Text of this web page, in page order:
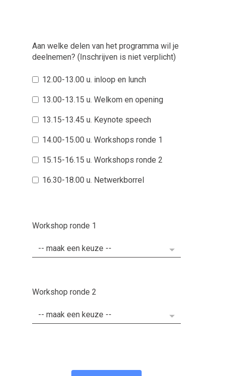
Aan welke delen van het programma wil je
deelnemen? (Inschrijven is niet verplicht)
12.00-13.00 u. inloop en lunch
13.00-13.15 u. Welkom en opening
13.15-13.45 u. Keynote speech
14.00-15.00 u. Workshops ronde 1
15.15-16.15 u. Workshops ronde 2
16.30-18.00 u. Netwerkborrel
Workshop ronde 1
Workshop ronde 2